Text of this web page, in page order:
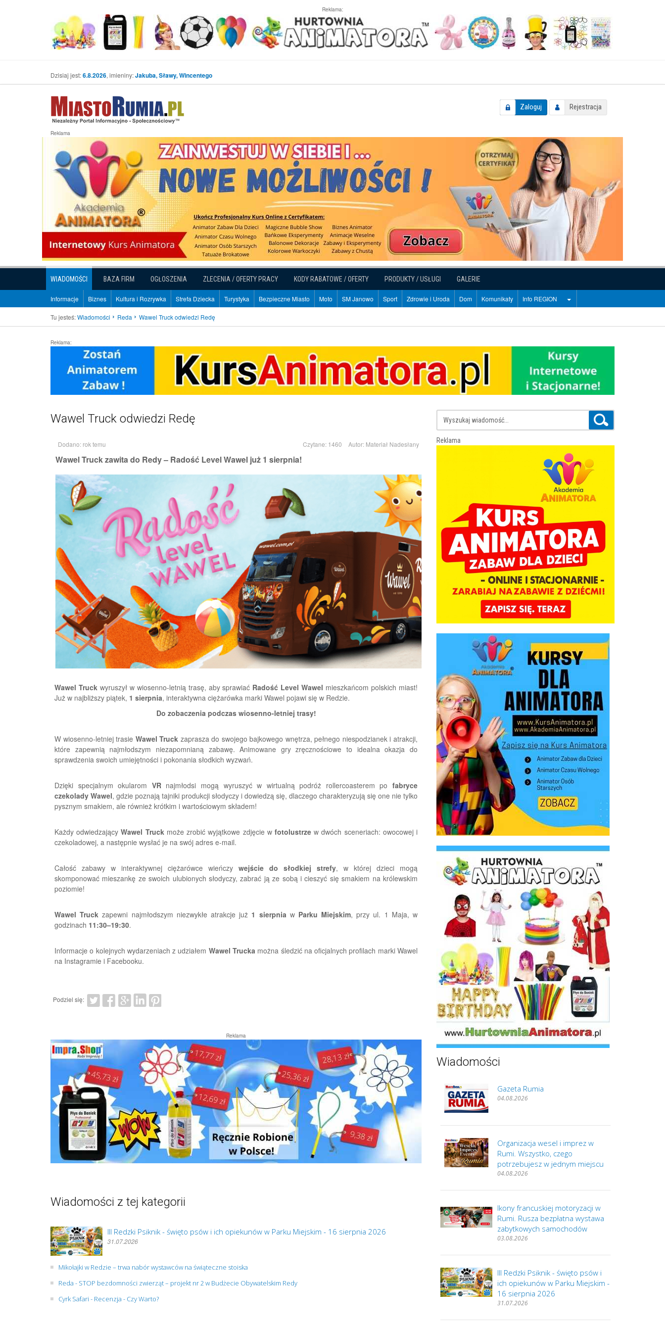
Reklama:
Dzisiaj jest:6.8.2026, imieniny:Jakuba, Sławy, Wincentego
Zaloguj Rejestracja
Reklama
WIADOMOŚCI BAZA FIRM OGŁOSZENIA ZLECENIA / OFERTY PRACY KODY RABATOWE / OFERTY PRODUKTY / USŁUGI GALERIE
Informacje Biznes Kultura i Rozrywka Strefa Dziecka Turystyka Bezpieczne Miasto Moto SM Janowo Sport Zdrowie i Uroda Dom Komunikaty Info REGION
Tu jesteś:Wiadomości Reda Wawel Truck odwiedzi Redę
Reklama:
Wawel Truck odwiedzi Redę
Dodano: rok temu Czytane: 1460 Autor: Materiał Nadesłany
Wawel Truck zawita do Redy – Radość Level Wawel już 1 sierpnia!
Wawel Truck wyruszył w wiosenno-letnią trasę, aby sprawiać Radość Level Wawel mieszkańcom polskich miast!
Już w najbliższy piątek, 1 sierpnia, interaktywna ciężarówka marki Wawel pojawi się w Redzie.
Do zobaczenia podczas wiosenno-letniej trasy!
W wiosenno-letniej trasie Wawel Truck zaprasza do swojego bajkowego wnętrza, pełnego niespodzianek i atrakcji,
które zapewnią najmłodszym niezapomnianą zabawę. Animowane gry zręcznościowe to idealna okazja do
sprawdzenia swoich umiejętności i pokonania słodkich wyzwań.
Dzięki specjalnym okularom VRnajmłodsi mogą wyruszyć w wirtualną podróż rollercoasterem po fabryce
czekolady Wawel, gdzie poznają tajniki produkcji słodyczy i dowiedzą się, dlaczego charakteryzują się one nie tylko
pysznym smakiem, ale również krótkim i wartościowym składem!
Każdy odwiedzającyWawel Truck może zrobić wyjątkowe zdjęcie w fotolustrzew dwóch sceneriach: owocowej i
czekoladowej, a następnie wysłać je na swój adres e-mail.
Całość zabawy w interaktywnej ciężarówce wieńczy wejście do słodkiej strefy, w której dzieci mogą
skomponować mieszankę ze swoich ulubionych słodyczy, zabrać ją ze sobą i cieszyć się smakiem na królewskim
poziomie!
Wawel Truck zapewni najmłodszym niezwykłe atrakcje już 1 sierpnia w Parku Miejskim, przy ul. 1 Maja, w
godzinach 11:30–19:30.
Informacje o kolejnych wydarzeniach z udziałem Wawel Trucka można śledzić na oficjalnych profilach marki Wawel
na Instagramie i Facebooku.
Podziel się:
Reklama
Wiadomości z tej kategorii
III Redzki Psiknik - święto psów i ich opiekunów w Parku Miejskim - 16 sierpnia 2026
31.07.2026
Mikołajki w Redzie – trwa nabór wystawców na świąteczne stoiska
Reda - STOP bezdomności zwierząt – projekt nr 2 w Budżecie Obywatelskim Redy
Cyrk Safari - Recenzja - Czy Warto?
Reklama
Wiadomości
Gazeta Rumia
04.08.2026
Organizacja wesel i imprez w
Rumi. Wszystko, czego
potrzebujesz w jednym miejscu
04.08.2026
Ikony francuskiej motoryzacji w
Rumi. Rusza bezpłatna wystawa
zabytkowych samochodów
03.08.2026
III Redzki Psiknik - święto psów i
ich opiekunów w Parku Miejskim -
16 sierpnia 2026
31.07.2026